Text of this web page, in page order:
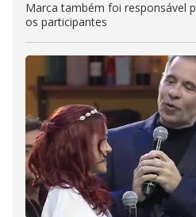
Marca também foi responsável
os participantes